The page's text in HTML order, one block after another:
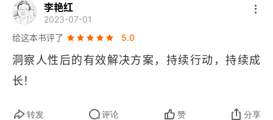
成年人思想上都是 “哲学家”，但往往是行动的 “残
题。也就是遇事多抽象，多复盘，多总结，多做关
李艳红
2023-07-01
给这本书评了
5.0
洞察人性后的有效解决方案，持续行动，持续成
长！
转发 评论 赞 分享